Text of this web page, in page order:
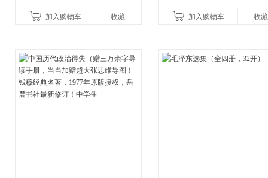
加入购物车
收藏
古代寓言安徒生童话学生阅
加入购物车 收藏